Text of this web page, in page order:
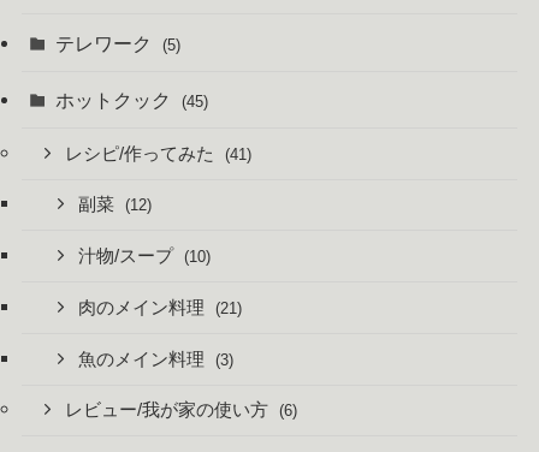
テレワーク (5)
ホットクック (45)
レシピ/作ってみた (41)
副菜 (12)
汁物/スープ (10)
肉のメイン料理 (21)
魚のメイン料理 (3)
レビュー/我が家の使い方 (6)